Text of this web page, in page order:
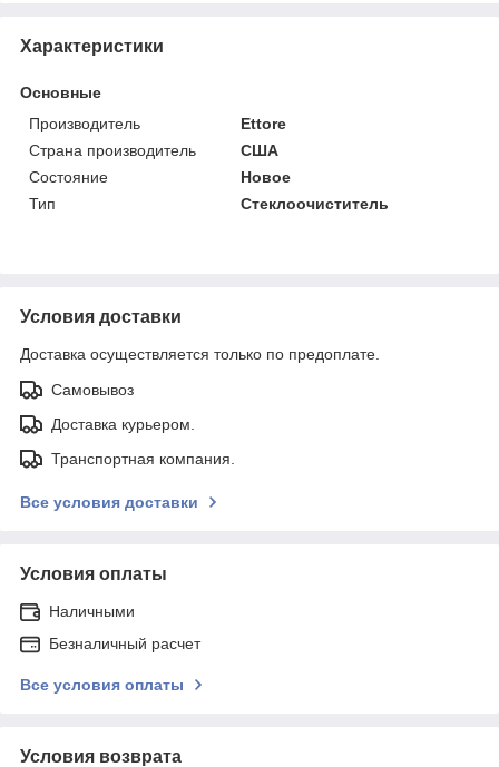
Характеристики
Основные
Производитель
Ettore
Страна производитель
США
Состояние
Новое
Тип
Стеклоочиститель
Условия доставки
Доставка осуществляется только по предоплате.
Самовывоз
Доставка курьером.
Транспортная компания.
Все условия доставки
Условия оплаты
Наличными
Безналичный расчет
Все условия оплаты
Условия возврата